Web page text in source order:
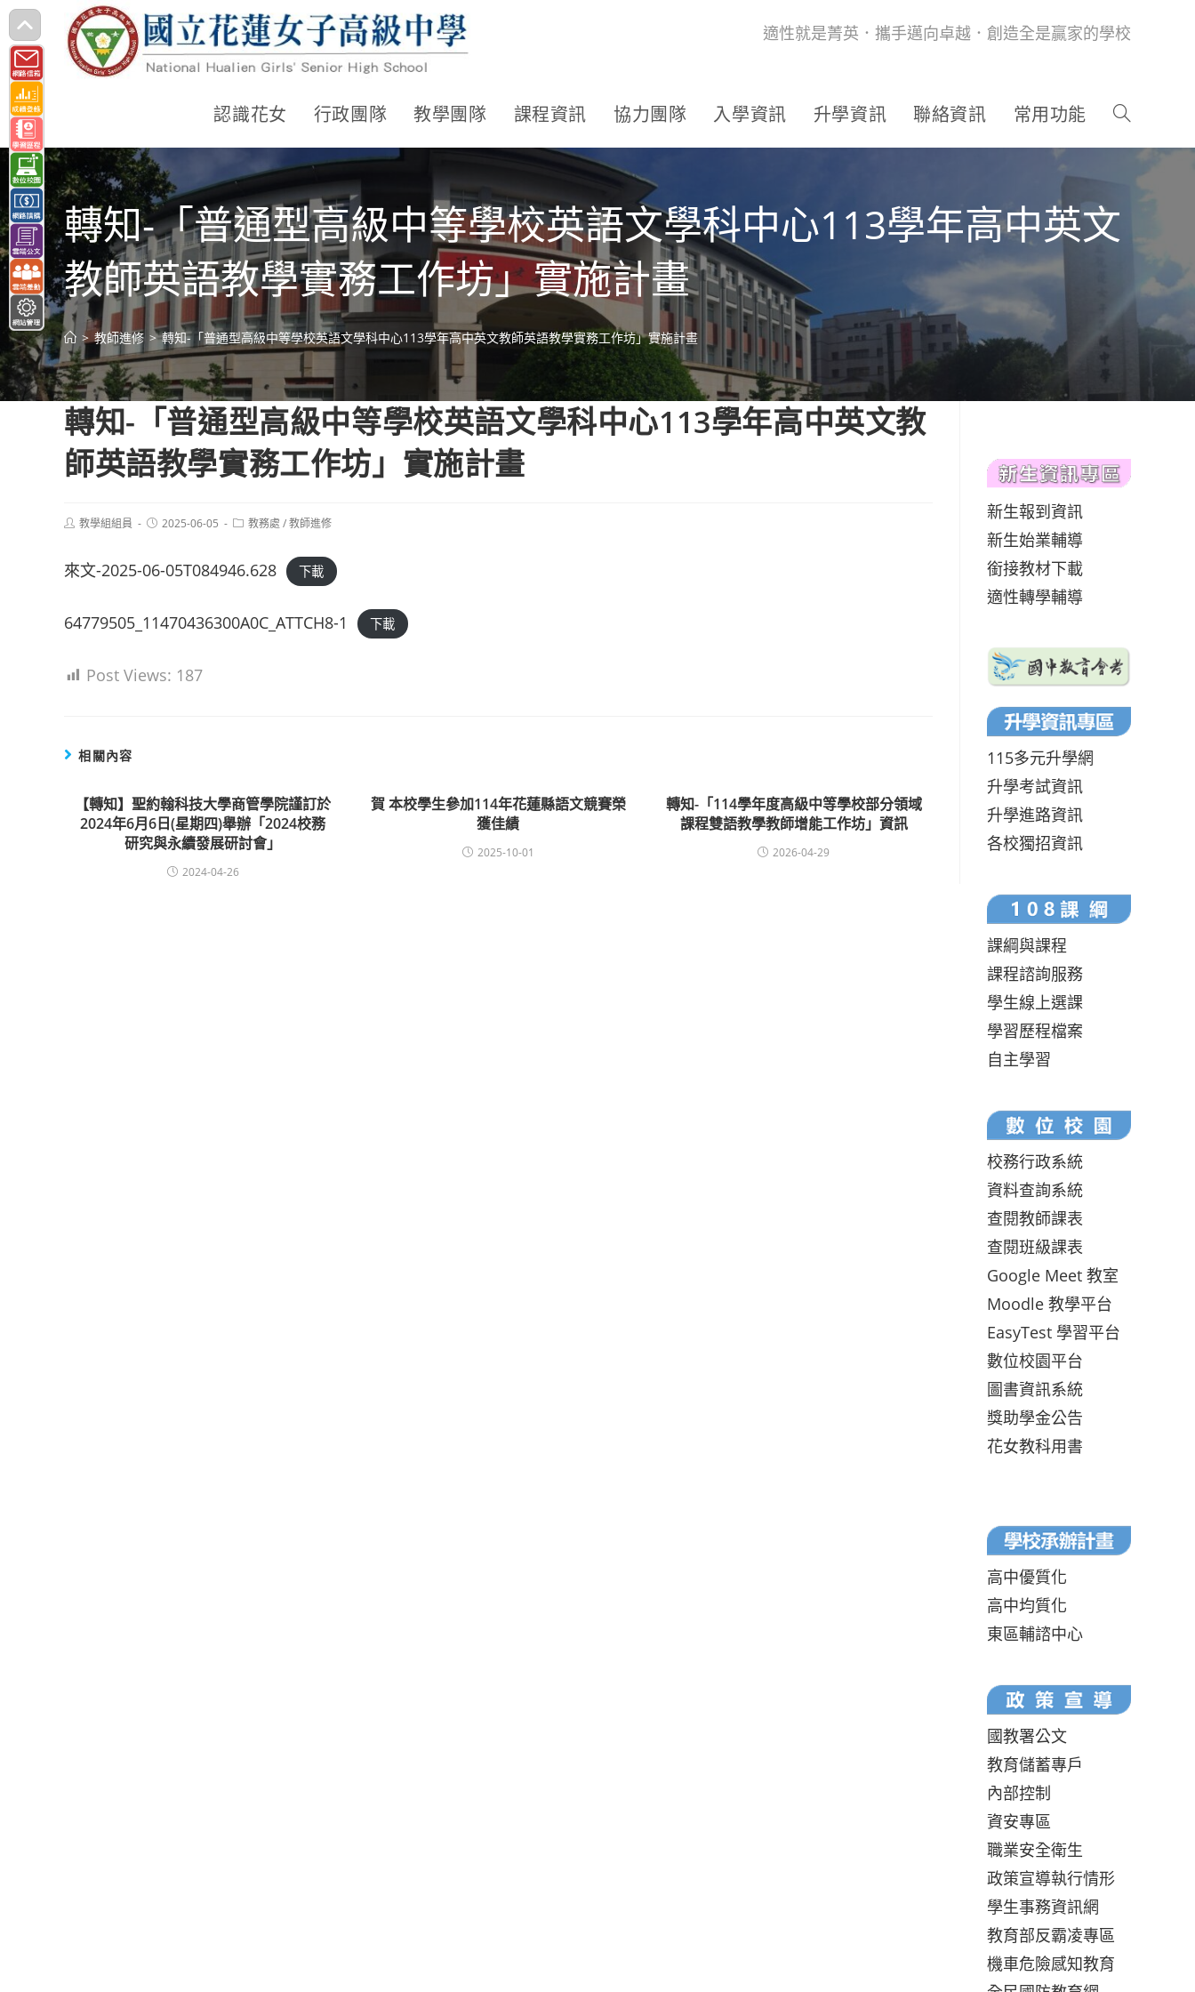
跳
轉
至
主
要
內
容
適性就是菁英．攜手邁向卓越．創造全是贏家的學校
認識花女 行政團隊 教學團隊 課程資訊 協力團隊 入學資訊 升學資訊 聯絡資訊 常用功能
轉知-「普通型高級中等學校英語文學科中心113學年高中英文
教師英語教學實務工作坊」實施計畫
> 教師進修 > 轉知-「普通型高級中等學校英語文學科中心113學年高中英文教師英語教學實務工作坊」實施計畫
轉知-「普通型高級中等學校英語文學科中心113學年高中英文教
師英語教學實務工作坊」實施計畫
Post教學組組員
Post2025-06-05
Post教務處 /教師進修
來文-2025-06-05T084946.628 下載
64779505_11470436300A0C_ATTCH8-1 下載
Post Views: 187
相關內容
【轉知】聖約翰科技大學商管學院謹訂於
2024年6月6日(星期四)舉辦「2024校務
研究與永續發展研討會」
2024-04-26
賀 本校學生參加114年花蓮縣語文競賽榮
獲佳績
2025-10-01
轉知-「114學年度高級中等學校部分領域
課程雙語教學教師增能工作坊」資訊
2026-04-29
新生報到資訊
新生始業輔導
銜接教材下載
適性轉學輔導
115多元升學網
升學考試資訊
升學進路資訊
各校獨招資訊
課綱與課程
課程諮詢服務
學生線上選課
學習歷程檔案
自主學習
校務行政系統
資料查詢系統
查閱教師課表
查閱班級課表
Google Meet 教室
Moodle 教學平台
EasyTest 學習平台
數位校園平台
圖書資訊系統
獎助學金公告
花女教科用書
高中優質化
高中均質化
東區輔諮中心
國教署公文
教育儲蓄專戶
內部控制
資安專區
職業安全衛生
政策宣導執行情形
學生事務資訊網
教育部反霸凌專區
機車危險感知教育